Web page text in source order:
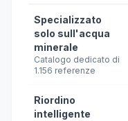
Specializzato
solo sull'acqua
minerale
Catalogo dedicato di
1.156 referenze
Riordino
intelligente